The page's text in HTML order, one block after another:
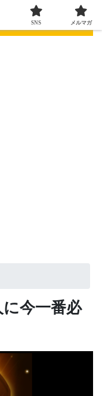
今一番必
SNS メルマガ